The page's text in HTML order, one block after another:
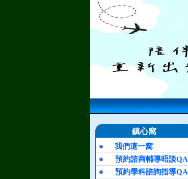
鎮心窩
我們這一窩
預約諮商輔導晤談QA
預約學科諮詢指導QA